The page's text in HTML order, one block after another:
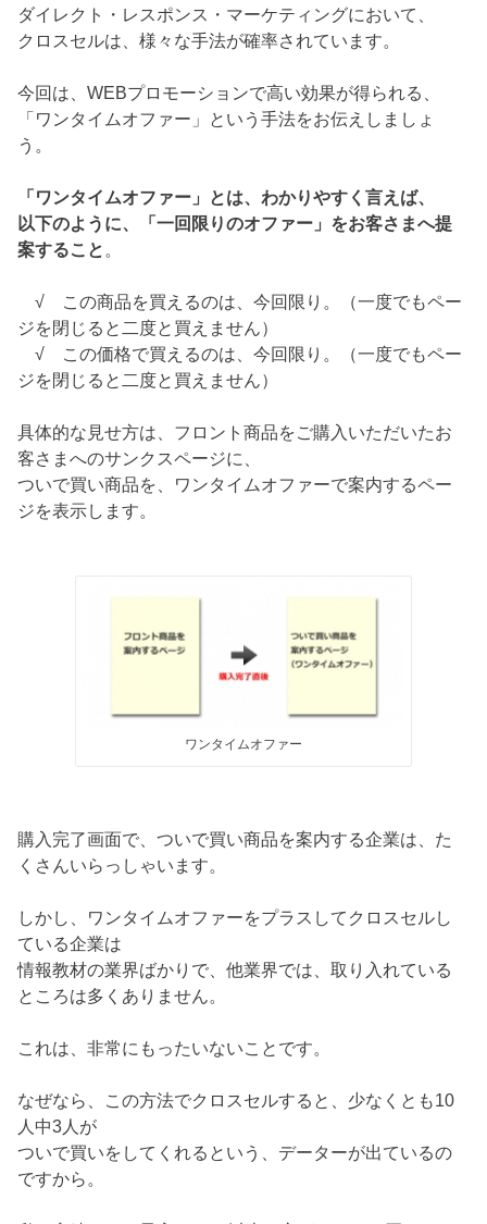
ダイレクト・レスポンス・マーケティングにおいて、
クロスセルは、様々な手法が確率されています。
今回は、WEBプロモーションで高い効果が得られる、
「ワンタイムオファー」という手法をお伝えしましょ
う。
「ワンタイムオファー」とは、わかりやすく言えば、
以下のように、「一回限りのオファー」をお客さまへ提
案すること 。
√ この商品を買えるのは、今回限り。（一度でもペー
ジを閉じると二度と買えません）
√ この価格で買えるのは、今回限り。（一度でもペー
ジを閉じると二度と買えません）
具体的な見せ方は、フロント商品をご購入いただいたお
客さまへのサンクスページに、
ついで買い商品を、ワンタイムオファーで案内するペー
ジを表示します。
ワンタイムオファー
購入完了画面で、ついで買い商品を案内する企業は、た
くさんいらっしゃいます。
しかし、ワンタイムオファーをプラスしてクロスセルし
ている企業は
情報教材の業界ばかりで、他業界では、取り入れている
ところは多くありません。
これは、非常にもったいないことです。
なぜなら、この方法でクロスセルすると、少なくとも10
人中3人が
ついで買いをしてくれるという、データーが出ているの
ですから。